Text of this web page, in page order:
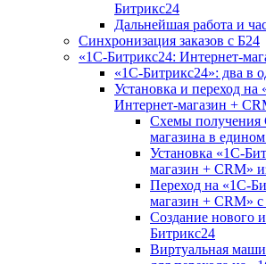
Битрикс24
Дальнейшая работа и
Синхронизация заказов с Б24
«1С-Битрикс24: Интернет-
«1С-Битрикс24»: два в
Установка и переход на
Интернет-магазин +
Схемы получения
магазина в
Установка «1С-
магазин + CRM»
Переход на «1С-
магазин + CRM»
Создание нового
Битрикс24
Виртуальная